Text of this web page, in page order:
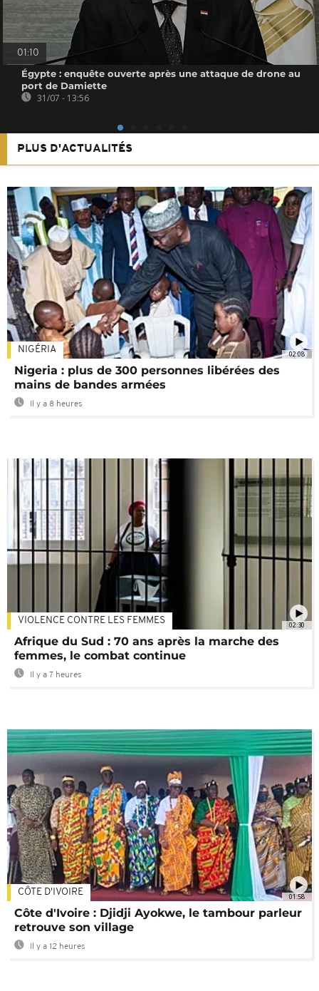
01:10
Égypte : enquête ouverte après une attaque de drone au
port de Damiette
31/07 - 13:56
PLUS D'ACTUALITÉS
02:08
NIGÉRIA
Nigeria : plus de 300 personnes libérées des
mains de bandes armées
Il y a 8 heures
02:30
VIOLENCE CONTRE LES FEMMES
Afrique du Sud : 70 ans après la marche des
femmes, le combat continue
Il y a 7 heures
01:58
CÔTE D'IVOIRE
Côte d'Ivoire : Djidji Ayokwe, le tambour parleur
retrouve son village
Il y a 12 heures